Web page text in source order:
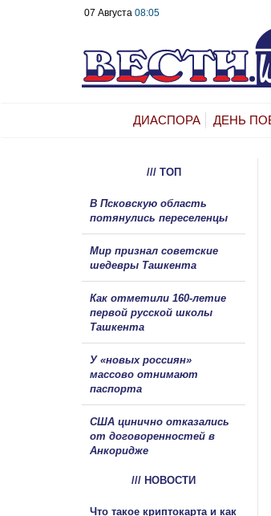
07 Августа 08:05
ДИАСПОРА ДЕНЬ
/// ТОП
В Псковскую область
потянулись переселенцы
Мир признал советские
шедевры Ташкента
Как отметили 160-летие
первой русской школы
Ташкента
У «новых россиян»
массово отнимают
паспорта
США цинично отказались
от договоренностей в
Анкоридже
/// НОВОСТИ
Что такое криптокарта и как